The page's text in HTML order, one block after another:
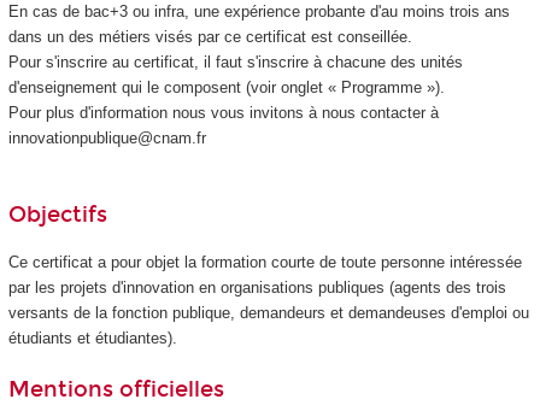
En cas de bac+3 ou infra, une expérience probante d'au moins trois ans
dans un des métiers visés par ce certificat est conseillée.
Pour s'inscrire au certificat, il faut s'inscrire à chacune des unités
d'enseignementqui le composent (voir onglet « Programme »).
Pour plus d'information nous vous invitons à nous contacter à
innovationpublique@cnam.fr
Objectifs
Ce certificat a pour objet la formation courte de toute personne intéressée
par les projets d'innovation en organisations publiques (agents des trois
versants de la fonction publique, demandeurs et demandeuses d'emploi ou
étudiants et étudiantes).
Mentions officielles